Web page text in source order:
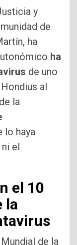
y
de
ha
ha
de uno
al
la
lo haya
el
el 10
la
de la